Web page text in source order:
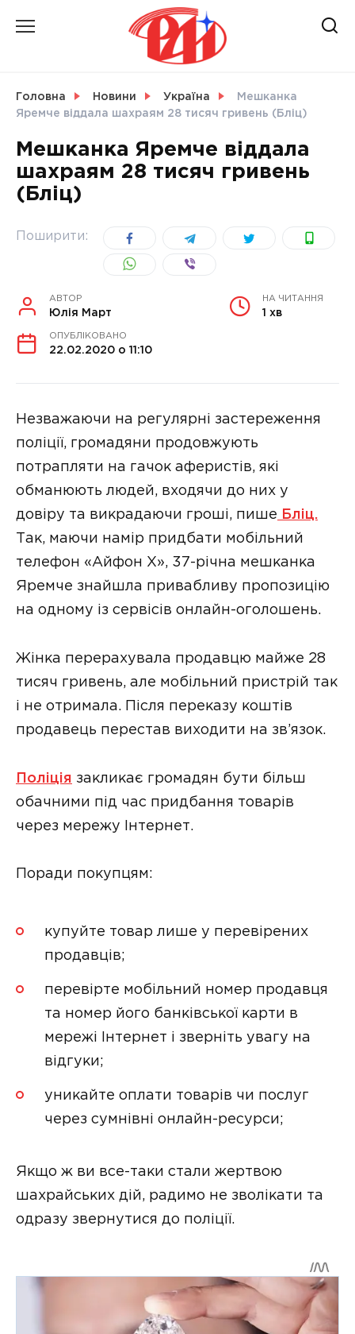
Головна Новини Україна
Мешканка
Яремче віддала шахраям 28 тисяч гривень (Бліц)
Мешканка Яремче віддала
шахраям 28 тисяч гривень
(Бліц)
Поширити:
АВТОР
Юлія Март
НА ЧИТАННЯ
1 хв
ОПУБЛІКОВАНО
22.02.2020 о 11:10
Незважаючи на регулярні застереження
поліції, громадяни продовжують
потрапляти на гачок аферистів, які
обманюють людей, входячи до них у
довіру та викрадаючи гроші, пише Бліц.
Так, маючи намір придбати мобільний
телефон «Айфон Х», 37-річна мешканка
Яремче знайшла привабливу пропозицію
на одному із сервісів онлайн-оголошень.
Жінка перерахувала продавцю майже 28
тисяч гривень, але мобільний пристрій так
і не отримала. Після переказу коштів
продавець перестав виходити на зв’язок.
Поліція закликає громадян бути більш
обачними під час придбання товарів
через мережу Інтернет.
Поради покупцям:
купуйте товар лише у перевірених
продавців;
перевірте мобільний номер продавця
та номер його банківської карти в
мережі Інтернет і зверніть увагу на
відгуки;
уникайте оплати товарів чи послуг
через сумнівні онлайн-ресурси;
Якщо ж ви все-таки стали жертвою
шахрайських дій, радимо не зволікати та
одразу звернутися до поліції.